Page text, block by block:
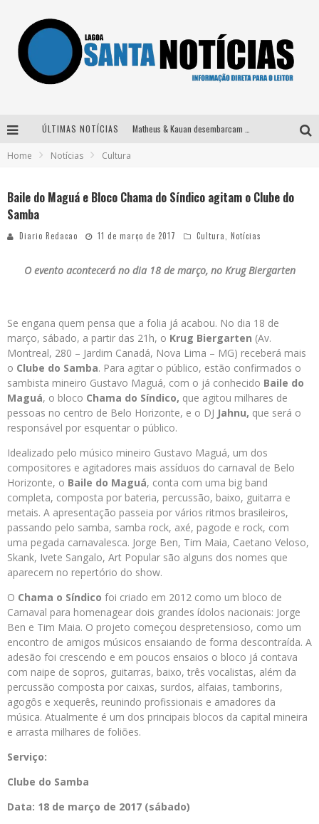
ÚLTIMAS NOTÍCIAS
Home Notícias Cultura
Baile do Maguá e Bloco Chama do Síndico agitam o Clube do
Samba
Diario Redacao 11 de março de 2017 Cultura Notícias
O evento acontecerá no dia 18 de março, no Krug Biergarten
Se engana quem pensa que a folia já acabou. No dia 18 de
março, sábado, a partir das 21h, o Krug Biergarten (Av.
Montreal, 280 – Jardim Canadá, Nova Lima – MG) receberá mais
o Clube do Samba. Para agitar o público, estão confirmados o
sambista mineiro Gustavo Maguá, com o já conhecido Baile do
Maguá, o bloco Chama do Síndico, que agitou milhares de
pessoas no centro de Belo Horizonte, e o DJ Jahnu, que será o
responsável por esquentar o público.
Idealizado pelo músico mineiro Gustavo Maguá, um dos
compositores e agitadores mais assíduos do carnaval de Belo
Horizonte, o Baile do Maguá, conta com uma big band
completa, composta por bateria, percussão, baixo, guitarra e
metais. A apresentação passeia por vários ritmos brasileiros,
passando pelo samba, samba rock, axé, pagode e rock, com
uma pegada carnavalesca. Jorge Ben, Tim Maia, Caetano Veloso,
Skank, Ivete Sangalo, Art Popular são alguns dos nomes que
aparecem no repertório do show.
O Chama o Síndico foi criado em 2012 como um bloco de
Carnaval para homenagear dois grandes ídolos nacionais: Jorge
Ben e Tim Maia. O projeto começou despretensioso, como um
encontro de amigos músicos ensaiando de forma descontraída. A
adesão foi crescendo e em poucos ensaios o bloco já contava
com naipe de sopros, guitarras, baixo, três vocalistas, além da
percussão composta por caixas, surdos, alfaias, tamborins,
agogôs e xequerês, reunindo profissionais e amadores da
música. Atualmente é um dos principais blocos da capital mineira
e arrasta milhares de foliões.
Serviço:
Clube do Samba
Data: 18 de março de 2017 (sábado)